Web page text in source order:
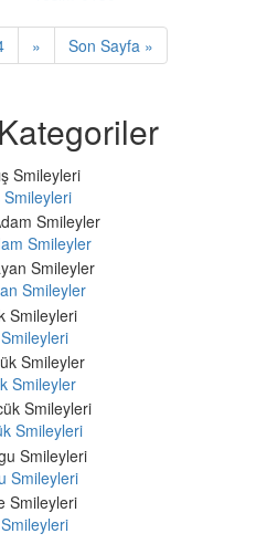
» Son Sayfa »
Smileyleri
Smileyler
Smileyler
Smileyler
Smileyleri
Smileyleri